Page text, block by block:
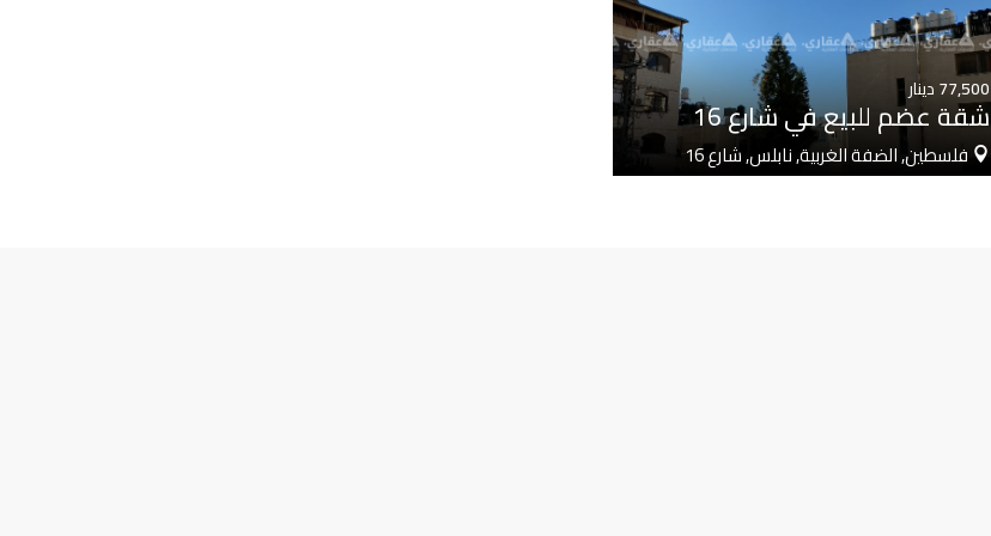
77,500دينار
شقة عضم للبيع في شارع 16
فلسطين, الضفة الغربية, نابلس, شارع 16